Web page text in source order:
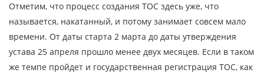
Отметим, что процесс создания ТОС здесь уже, что
называется, накатанный, и потому занимает совсем мало
времени. От даты старта 2 марта до даты утверждения
устава 25 апреля прошло менее двух месяцев. Если в таком
же темпе пройдет и государственная регистрация ТОС, как